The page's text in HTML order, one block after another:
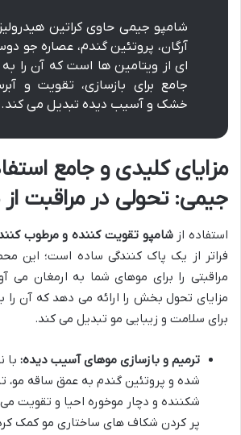
شامپو جیمی حاوی کراتین
آرگان، پروتئین گندم، عصاره جو
ای از ویتامین ها است که آن را
جامع برای بازسازی، تقویت و
خشک و آسیب دیده تبدیل می کند.
مزایای کلیدی و جامع
جیمی: تحولی در مراقبت از
استفاده ازشامپو تقویت کننده و مرطوب
فراتر از یک پاک کنندگی ساده است؛ این
مراقبتی را برای موهای شما به ارمغان می
مزایای تحول بخش را ارائه می دهد که آن را
برای سلامت و زیبایی مو تبدیل می کند.
ترمیم و بازسازی موهای آسیب دیده: با
شده و پروتئین گندم به عمق ساقه مو،
شکننده و دچار موخوره احیا و تقویت
پر کردن شکاف های ساختاری مو کمک